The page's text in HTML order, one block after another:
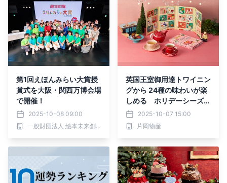
第1回えほんみらい大賞授
賞式を大阪・関西万博会場
で開催！
2025-10-08 09:00
一般財団法人 絵本未来創造機構
英国王室御用達トワイニン
グから 24種の味わいが楽
しめる ホリデーシーズン
限定商品 ＜トワイニング
＞「アドべント ティー カ
レンダー 2025」 2025年
2025-10-07 15:00
片岡物産